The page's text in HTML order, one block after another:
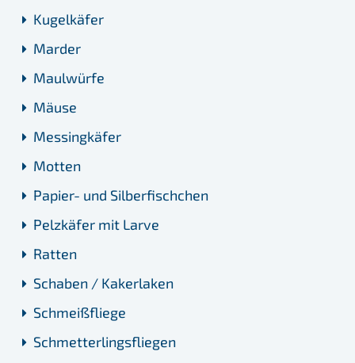
Kugelkäfer
Marder
Maulwürfe
Mäuse
Messingkäfer
Motten
Papier- und Silberfischchen
Pelzkäfer mit Larve
Ratten
Schaben / Kakerlaken
Schmeißfliege
Schmetterlingsfliegen